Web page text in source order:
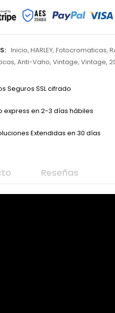
Inicio, HARLEY, Fotocromaticas,
, Anti-Vaho, Vintage, Vintage,
Seguros SSL cifrado
express en 2-3 días hábiles
Extendidas en 30 días
Reseñas